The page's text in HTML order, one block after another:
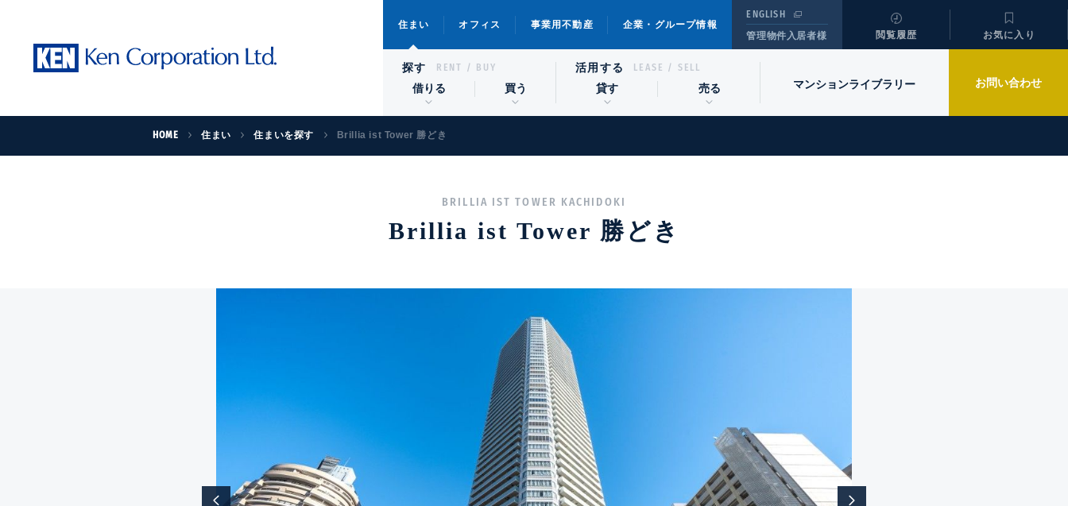
住まい オフィス 事業用不動産 企業・グループ情報
ENGLISH
管理物件入居者様
閲覧履歴 お気に入り
探す RENT / BUY
借りる 買う
活用する LEASE / SELL
貸す 売る マンションライブラリー お問い合わせ
HOME 住まい 住まいを探す Brillia ist Tower 勝どき
BRILLIA IST TOWER KACHIDOKI
Brillia ist Tower 勝どき